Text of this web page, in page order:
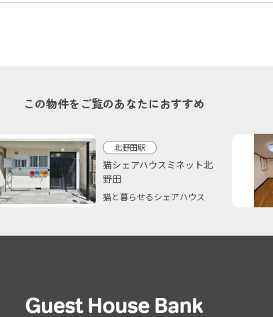
この物件をご覧のあなたにおすすめ
北野田駅
猫シェアハウスミネット北
野田
猫と暮らせるシェアハウス